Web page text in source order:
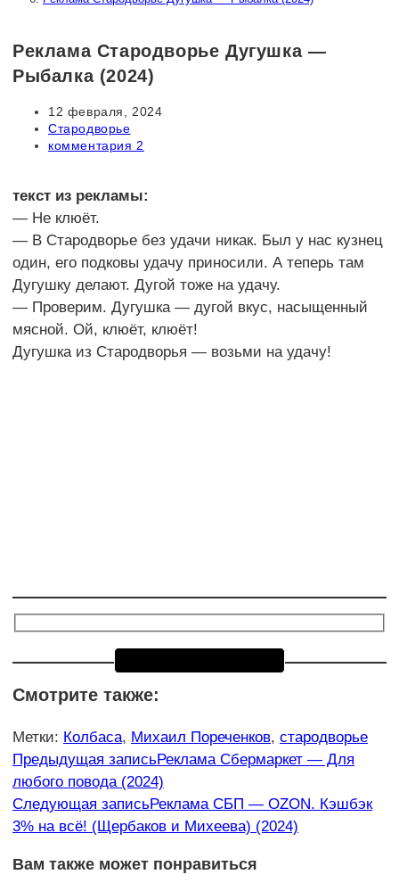
Реклама Стародворье Дугушка —
Рыбалка (2024)
Запись
опубликована:
12 февраля, 2024
Рубрика
записи:
Стародворье
Комментарии
комментария 2
текст из рекламы:
— Не клюёт.
— В Стародворье без удачи никак. Был у нас кузнец
один, его подковы удачу приносили. А теперь там
Дугушку делают. Дугой тоже на удачу.
— Проверим. Дугушка — дугой вкус, насыщенный
мясной. Ой, клюёт, клюёт!
Дугушка из Стародворья — возьми на удачу!
Смотрите также:
Метки: Колбаса, Михаил Пореченков, стародворье
Еще
статьи
Предыдущая записьРеклама Сбермаркет — Для
любого повода (2024)
Следующая записьРеклама СБП — OZON. Кэшбэк
3% на всё! (Щербаков и Михеева) (2024)
Вам также может понравиться